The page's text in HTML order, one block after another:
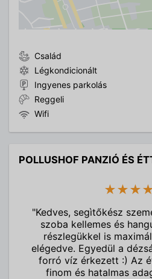
Család
Légkondicionált
Ingyenes parkolás
Reggeli
Wifi
POLLUSHOF PANZIÓ ÉS
"Kedves, segìtőkész
szoba kellemes és
részlegükkel is
elégedve. Egyedül a
forró víz érkezett :) Az
finom és hatalmas